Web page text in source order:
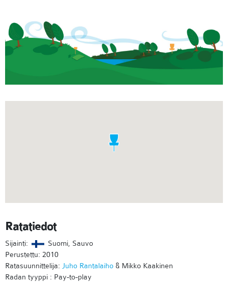
Ratatiedot
Sijainti:
Suomi, Sauvo
Perustettu: 2010
Ratasuunnittelija: Juho Rantalaiho & Mikko Kaakinen
Radan tyyppi : Pay-to-play